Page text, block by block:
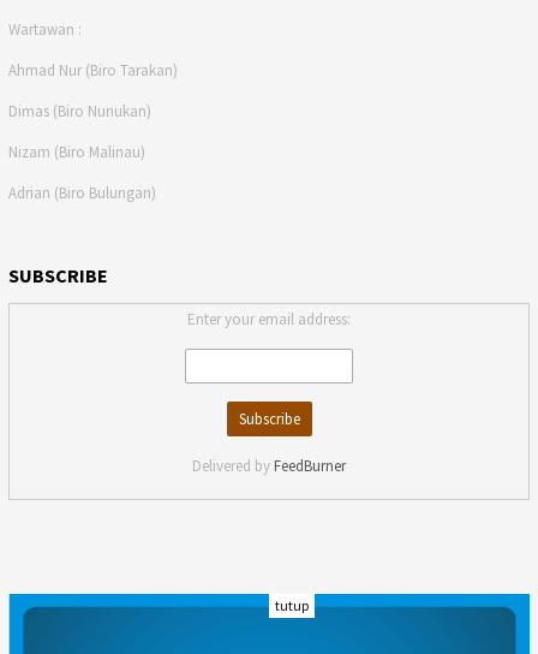
Wartawan :
Ahmad Nur (Biro Tarakan)
Dimas (Biro Nunukan)
Nizam (Biro Malinau)
Adrian (Biro Bulungan)
SUBSCRIBE
Enter your email address:
Delivered by FeedBurner
tutup